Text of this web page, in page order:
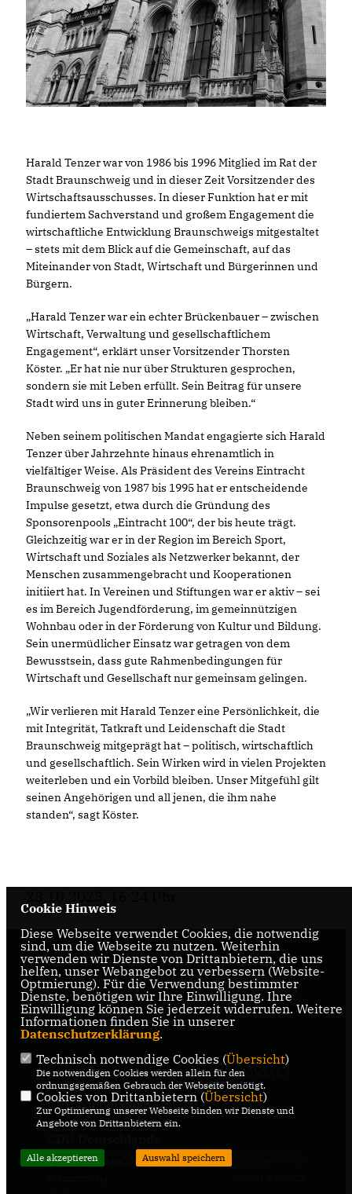
Harald Tenzer war von 1986 bis 1996 Mitglied im Rat der
Stadt Braunschweig und in dieser Zeit Vorsitzender des
Wirtschaftsausschusses. In dieser Funktion hat er mit
fundiertem Sachverstand und großem Engagement die
wirtschaftliche Entwicklung Braunschweigs mitgestaltet
– stets mit dem Blick auf die Gemeinschaft, auf das
Miteinander von Stadt, Wirtschaft und Bürgerinnen und
Bürgern.
Harald Tenzer war ein echter Brückenbauer – zwischen
Wirtschaft, Verwaltung und gesellschaftlichem
Engagement“, erklärt unser Vorsitzender Thorsten
Köster. „Er hat nie nur über Strukturen gesprochen,
sondern sie mit Leben erfüllt. Sein Beitrag für unsere
Stadt wird uns in guter Erinnerung bleiben.“
Neben seinem politischen Mandat engagierte sich Harald
Tenzer über Jahrzehnte hinaus ehrenamtlich in
vielfältiger Weise. Als Präsident des Vereins Eintracht
Braunschweig von 1987 bis 1995 hat er entscheidende
Impulse gesetzt, etwa durch die Gründung des
Sponsorenpools „Eintracht 100“, der bis heute trägt.
Gleichzeitig war er in der Region im Bereich Sport,
Wirtschaft und Soziales als Netzwerker bekannt, der
Menschen zusammengebracht und Kooperationen
initiiert hat. In Vereinen und Stiftungen war er aktiv – sei
es im Bereich Jugendförderung, im gemeinnützigen
Wohnbau oder in der Förderung von Kultur und Bildung.
Sein unermüdlicher Einsatz war getragen von dem
Bewusstsein, dass gute Rahmenbedingungen für
Wirtschaft und Gesellschaft nur gemeinsam gelingen.
Wir verlieren mit Harald Tenzer eine Persönlichkeit, die
mit Integrität, Tatkraft und Leidenschaft die Stadt
Braunschweig mitgeprägt hat – politisch, wirtschaftlich
und gesellschaftlich. Sein Wirken wird in vielen Projekten
weiterleben und ein Vorbild bleiben. Unser Mitgefühl gilt
seinen Angehörigen und all jenen, die ihm nahe
standen“, sagt Köster.
Internetseite der CDU-Fraktion im Rat der Stadt
Braunschweig, mit aktuellen Informationen rund
um die Kommunalpolitik in der zweitgrößten Stadt
Niedersachsens.
IMPRESSUM DATENSCHUTZ KONTAKT
CDU Niedersachsen
@2026 CDU-Ratsfraktion
Realisation: Sharkness Media
Cookie Hinweis
Diese Webseite verwendet Cookies, die notwendig
sind, um die Webseite zu nutzen. Weiterhin
verwenden wir Dienste von Drittanbietern, die uns
helfen, unser Webangebot zu verbessern (Website-
Optmierung). Für die Verwendung bestimmter
Dienste, benötigen wir Ihre Einwilligung. Ihre
Einwilligung können Sie jederzeit widerrufen. Weitere
Informationen finden Sie in unserer
Datenschutzerklärung.
Technisch notwendige Cookies (Übersicht)
Die notwendigen Cookies werden allein für den
ordnungsgemäßen Gebrauch der Webseite benötigt.
Cookies von Drittanbietern (Übersicht)
Zur Optimierung unserer Webseite binden wir Dienste und
Angebote von Drittanbietern ein.
Alle akzeptieren Auswahl speichern